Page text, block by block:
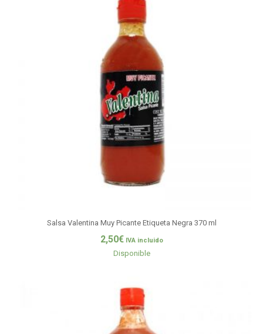
Salsa Valentina Muy Picante Etiqueta Negra 370 ml
2,50€ IVA incluido
Disponible